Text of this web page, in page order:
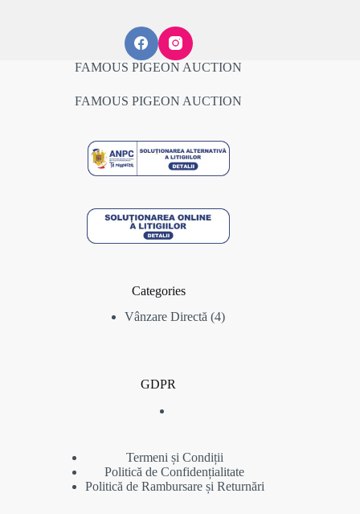
FAMOUS PIGEON AUCTION
FAMOUS PIGEON AUCTION
Categories
Vânzare Directă 44
GDPR
Termeni și Condiții
Politică de Confidențialitate
Politică de Rambursare și Returnări